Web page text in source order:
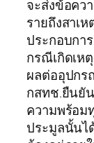
จะส่งข้อคว
รายถึงสาเ
ประกอบกา
กรณีเกิดเห
ผลต่ออุปกร
กสทช.ยืนยั
ความพร้อม
ประมูลนั้นไ